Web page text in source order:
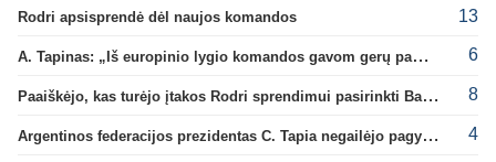
Rodri apsisprendė dėl naujos komandos 13
A. Tapinas: „Iš europinio lygio komandos gavom gerų pamokų“ 6
Paaiškėjo, kas turėjo įtakos Rodri sprendimui pasirinkti Barselonos pusę 8
Argentinos federacijos prezidentas C. Tapia negailėjo pagyrų G. Infantino 4